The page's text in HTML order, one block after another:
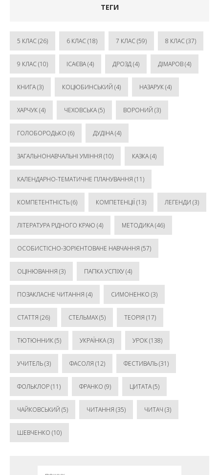
ТЕГИ
5 КЛАС(26) 6 КЛАС(18) 7 КЛАС(59) 8 КЛАС(37)
9 КЛАС(10) ІСАЄВА(4) ДРОЗД(4) ДІМАРОВ(4)
КНИГА(3) КОЦЮБИНСЬКИЙ (4) НАЗАРУК(4)
ХАРЧУК(4) ЧЕХОВСЬКА(5) ВОРОНИЙ (3)
ГОЛОБОРОДЬКО (6) ДУДІНА(4)
ЗАГАЛЬНОНАВЧАЛЬНІ УМІННЯ (10) КАЗКА(4)
КАЛЕНДАРНО-ТЕМАТИЧНЕ ПЛАНУВАННЯ (11)
КОМПЕТЕНТНІСТЬ(6) КОМПЕТЕНЦІЇ (13) ЛЕГЕНДИ (3)
ЛІТЕРАТУРА РІДНОГО КРАЮ (4) МЕТОДИКА(46)
ОСОБИСТІСНО-ЗОРІЄНТОВАНЕ НАВЧАННЯ (57)
ОЦІНЮВАННЯ (3) ПАПКА УСПІХУ(4)
ПОЗАКЛАСНЕ ЧИТАННЯ (4) СИМОНЕНКО (3)
СТАТТЯ (26) СТЕЛЬМАХ(5) ТЕОРІЯ (17)
ТЮТЮННИК(5) УКРАЇНКА(3) УРОК(138)
УЧИТЕЛЬ(3) ФАСОЛЯ (12) ФЕСТИВАЛЬ(31)
ФОЛЬКЛОР(11) ФРАНКО (9) ЦИТАТА(5)
ЧАЙКОВСЬКИЙ (5) ЧИТАННЯ (35) ЧИТАЧ (3)
ШЕВЧЕНКО (10)